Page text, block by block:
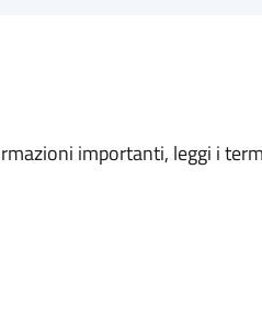
importanti, leggi i